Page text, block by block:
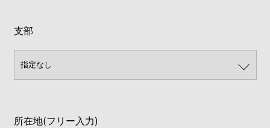
支部
所在地(フリー入力)